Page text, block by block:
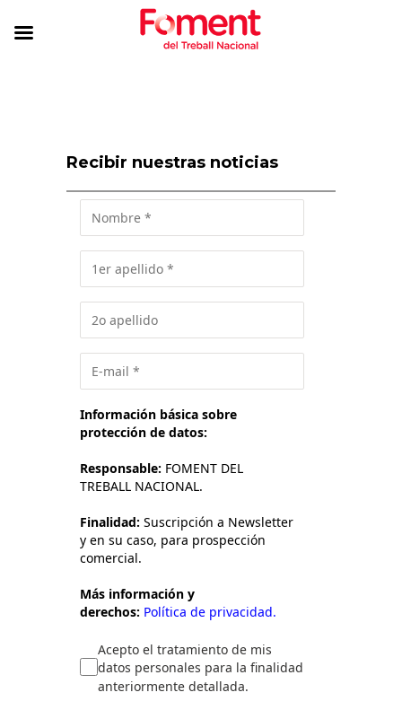
Recibir nuestras noticias
Información básica sobre
protección de datos:
Responsable: FOMENT DEL
TREBALL NACIONAL.
Finalidad: Suscripción a Newsletter
y en su caso, para prospección
comercial.
Más información y
derechos: Política de privacidad.
Acepto el tratamiento de mis
datos personales para la finalidad
anteriormente detallada.